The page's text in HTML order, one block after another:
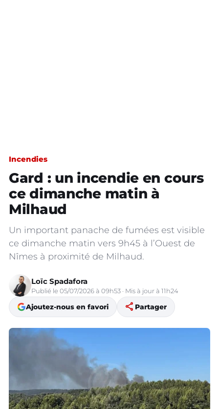
Incendies
Gard : un incendie en cours
ce dimanche matin à
Milhaud
Un important panache de fumées est visible
ce dimanche matin vers 9h45 à l’Ouest de
Nîmes à proximité de Milhaud.
Loïc Spadafora
Publié le 05/07/2026 à 09h53 · Mis à jour à 11h24
Ajoutez-nous en favori share Partager